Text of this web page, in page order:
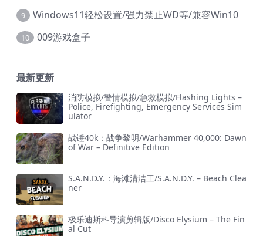
9 Windows11轻松设置/强力禁止WD等/兼容Win10
10 009游戏盒子
最新更新
消防模拟/警情模拟/急救模拟/Flashing Lights –
Police, Firefighting, Emergency Services Sim
ulator
战锤40k：战争黎明/Warhammer 40,000: Dawn
of War – Definitive Edition
S.A.N.D.Y.：海滩清洁工/S.A.N.D.Y. – Beach Clea
ner
极乐迪斯科导演剪辑版/Disco Elysium – The Fin
al Cut